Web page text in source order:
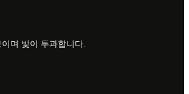
며 빛이 투과합니다.